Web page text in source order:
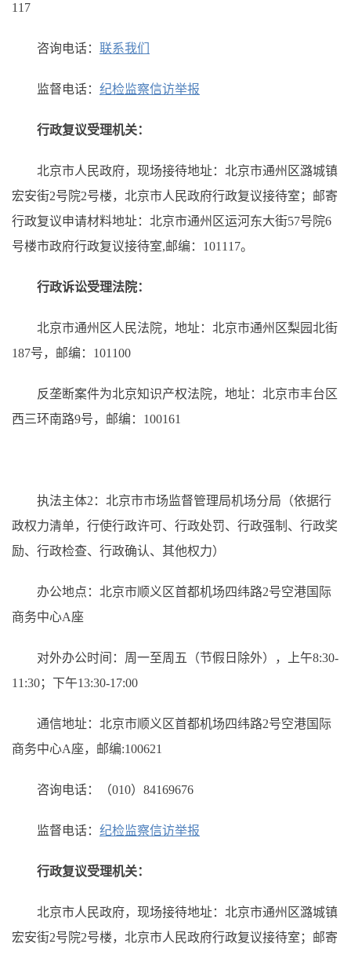
117
咨询电话： 联系我们
监督电话： 纪检监察信访举报
行政复议受理机关：
北京市人民政府，现场接待地址：北京市通州区潞城镇
宏安街2号院2号楼，北京市人民政府行政复议接待室；邮寄
行政复议申请材料地址：北京市通州区运河东大街57号院6
号楼市政府行政复议接待室,邮编：101117。
行政诉讼受理法院：
北京市通州区人民法院，地址：北京市通州区梨园北街
187号，邮编：101100
反垄断案件为北京知识产权法院，地址：北京市丰台区
西三环南路9号，邮编：100161
执法主体2：北京市市场监督管理局机场分局（依据行
政权力清单，行使行政许可、行政处罚、行政强制、行政奖
励、行政检查、行政确认、其他权力）
办公地点：北京市顺义区首都机场四纬路2号空港国际
商务中心A座
对外办公时间：周一至周五（节假日除外），上午8:30-
11:30；下午13:30-17:00
通信地址：北京市顺义区首都机场四纬路2号空港国际
商务中心A座，邮编:100621
咨询电话：（010）84169676
监督电话： 纪检监察信访举报
行政复议受理机关：
北京市人民政府，现场接待地址：北京市通州区潞城镇
宏安街2号院2号楼，北京市人民政府行政复议接待室；邮寄